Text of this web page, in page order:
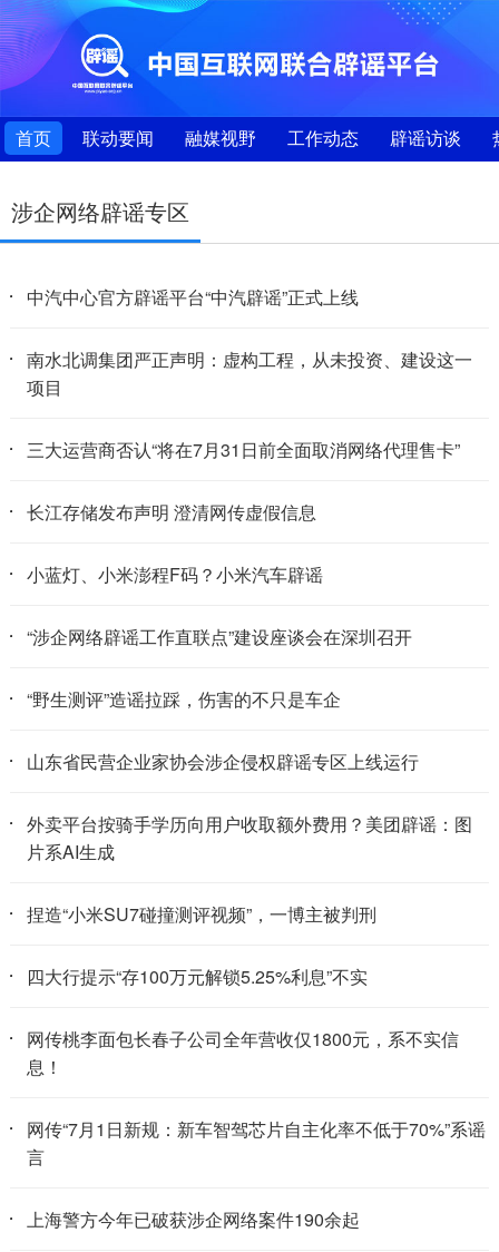
首页 联动要闻 融媒视野 工作动态 辟谣访谈
涉企网络辟谣专区
中汽中心官方辟谣平台“中汽辟谣”正式上线
南水北调集团严正声明：虚构工程，从未投资、建设这一
项目
三大运营商否认“将在7月31日前全面取消网络代理售卡”
长江存储发布声明 澄清网传虚假信息
小蓝灯、小米澎程F码？小米汽车辟谣
“涉企网络辟谣工作直联点”建设座谈会在深圳召开
“野生测评”造谣拉踩，伤害的不只是车企
山东省民营企业家协会涉企侵权辟谣专区上线运行
外卖平台按骑手学历向用户收取额外费用？美团辟谣：图
片系AI生成
捏造“小米SU7碰撞测评视频”，一博主被判刑
四大行提示“存100万元解锁5.25%利息”不实
网传桃李面包长春子公司全年营收仅1800元，系不实信
息！
网传“7月1日新规：新车智驾芯片自主化率不低于70%”系谣
言
上海警方今年已破获涉企网络案件190余起